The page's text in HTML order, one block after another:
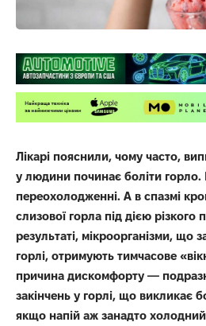
Лікарі пояснили, чому часто,
у людини починає боліти
переохолодженні. А в спазмі
слизової горла під дією
результаті, мікроорганізми, що
горлі, отримують тимчасове
причина дискомфорту —
закінчень у горлі, що викликає
якщо напій аж занадто